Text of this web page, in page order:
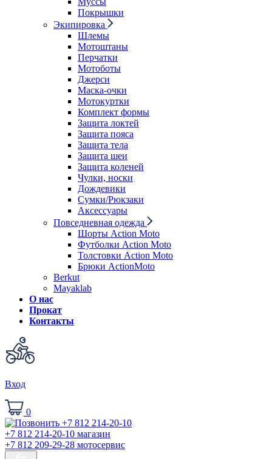
Покрышки
Экипировка
Шлемы
Мотоштаны
Перчатки
Мотоботы
Джерси
Маска-очки
Мотокуртки
Комплект формы
Защита локтей
Защита пояса
Защита тела
Защита шеи
Защита коленей
Чулки, носки
Дождевики
Сумки/Рюкзаки
Аксессуары
Повседневная одежда
Шорты Action Moto
Футболки Action Moto
Толстовки Action Moto
Брюки ActionMoto
Berkut
Mayaklab
О нас
Прокат
Контакты
Вход
0
+7 812 214-20-10 магазин
+7 812 209-29-28 мотосервис